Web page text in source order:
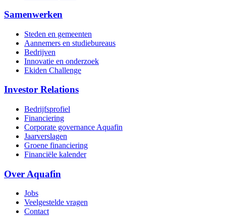
Samenwerken
Steden en gemeenten
Aannemers en studiebureaus
Bedrijven
Innovatie en onderzoek
Ekiden Challenge
Investor Relations
Bedrijfsprofiel
Financiering
Corporate governance Aquafin
Jaarverslagen
Groene financiering
Financiële kalender
Over Aquafin
Jobs
Veelgestelde vragen
Contact